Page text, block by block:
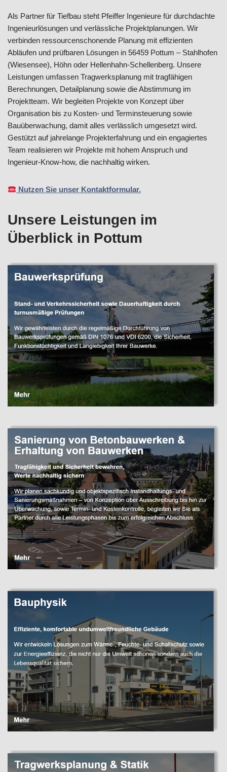
Als Partner für Tiefbau steht Pfeiffer Ingenieure für durchdachte
Ingenieurlösungen und verlässliche Projektplanungen. Wir
verbinden ressourcenschonende Planung mit effizienten
Abläufen und prüfbaren Lösungen in 56459 Pottum – Stahlhofen
(Wiesensee), Höhn oder Hellenhahn-Schellenberg. Unsere
Leistungen umfassen Tragwerksplanung mit tragfähigen
Berechnungen, Detailplanung sowie die Abstimmung im
Projektteam. Wir begleiten Projekte von Konzept über
Organisation bis zu Kosten- und Terminsteuerung sowie
Bauüberwachung, damit alles verlässlich umgesetzt wird.
Gestützt auf jahrelange Projekterfahrung und ein engagiertes
Team realisieren wir Projekte mit hohem Anspruch und
Ingenieur-Know-how, die nachhaltig wirken.
Nutzen Sie unser Kontaktformular.
Unsere Leistungen im
Überblick in Pottum